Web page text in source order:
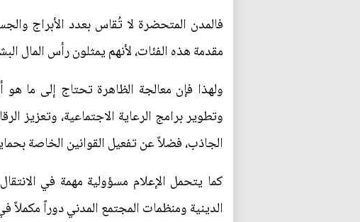
فالمدن المتحضرة لا تُقاس بعدد الأبراج
مقدمة هذه الفئات، لأنهم يمثلون رأس المال
ولهذا فإن معالجة الظاهرة تحتاج إلى ما
وتطوير برامج الرعاية الاجتماعية، وتعزيز
الجاذب، فضلاً عن تفعيل القوانين الخاصة
كما يتحمل الإعلام مسؤولية مهمة في
الدينية ومنظمات المجتمع المدني دوراً